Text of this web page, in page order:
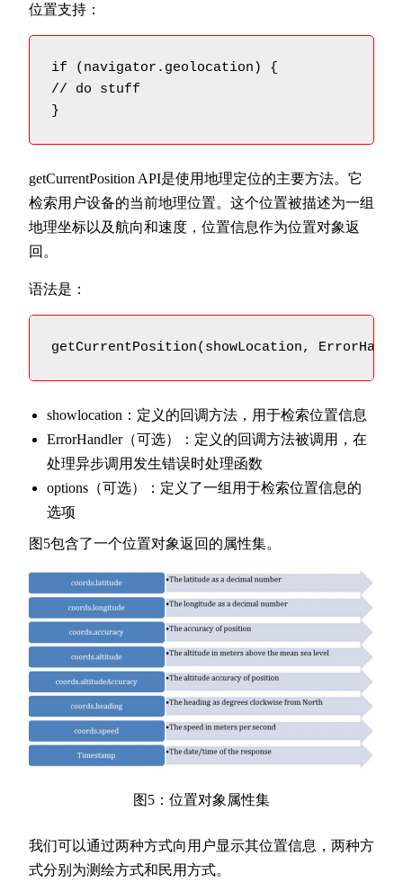
位置支持：
if (navigator.geolocation) {
// do stuff
}
getCurrentPosition API是使用地理定位的主要方法。它
检索用户设备的当前地理位置。这个位置被描述为一组
地理坐标以及航向和速度，位置信息作为位置对象返
回。
语法是：
getCurrentPosition(showLocation,
showlocation：定义的回调方法，用于检索位置信息
ErrorHandler（可选）：定义的回调方法被调用，在
处理异步调用发生错误时处理函数
options（可选）：定义了一组用于检索位置信息的
选项
图5包含了一个位置对象返回的属性集。
图5：位置对象属性集
我们可以通过两种方式向用户显示其位置信息，两种方
式分别为测绘方式和民用方式。